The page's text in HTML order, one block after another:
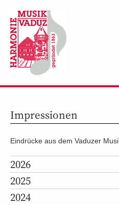
Impressionen
Eindrücke aus dem Vaduzer
2026
2025
2024